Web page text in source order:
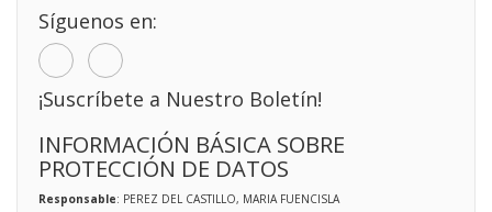
Síguenos en:
¡Suscríbete a Nuestro Boletín!
INFORMACIÓN BÁSICA SOBRE
PROTECCIÓN DE DATOS
Responsable: PEREZ DEL CASTILLO, MARIA FUENCISLA